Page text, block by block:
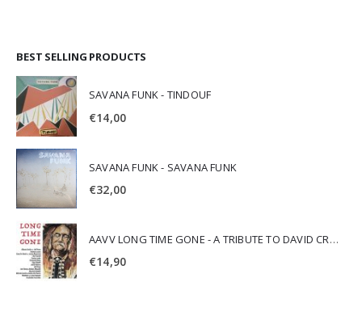
BEST SELLING PRODUCTS
SAVANA FUNK - TINDOUF
€14,00
SAVANA FUNK - SAVANA FUNK
€32,00
AAVV LONG TIME GONE - A TRIBUTE TO DAVID CROSBY
€14,90